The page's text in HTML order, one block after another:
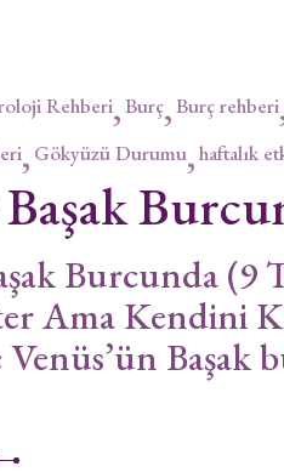
Rehberi Burç Burç rehberi
Gökyüzü Durumu haftalık
Burcunda (9
Ama Kendini
Başak